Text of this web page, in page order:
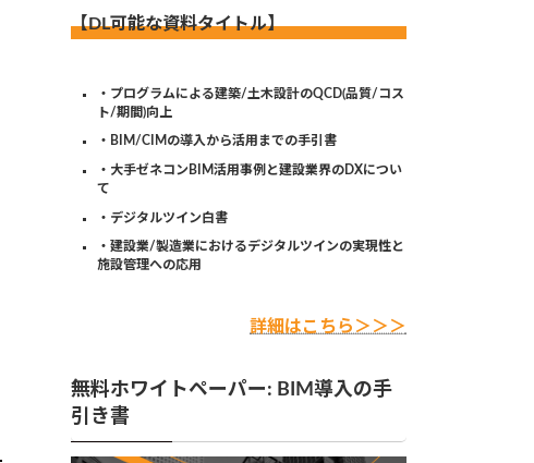
【DL可能な資料タイトル】
・プログラムによる建築/土木設計のQCD(品質/コス
ト/期間)向上
・BIM/CIMの導入から活用までの手引書
・大手ゼネコンBIM活用事例と建設業界のDXについ
て
・デジタルツイン白書
・建設業/製造業におけるデジタルツインの実現性と
施設管理への応用
詳細はこちら＞＞＞
無料ホワイトペーパー: BIM導入の手
引き書